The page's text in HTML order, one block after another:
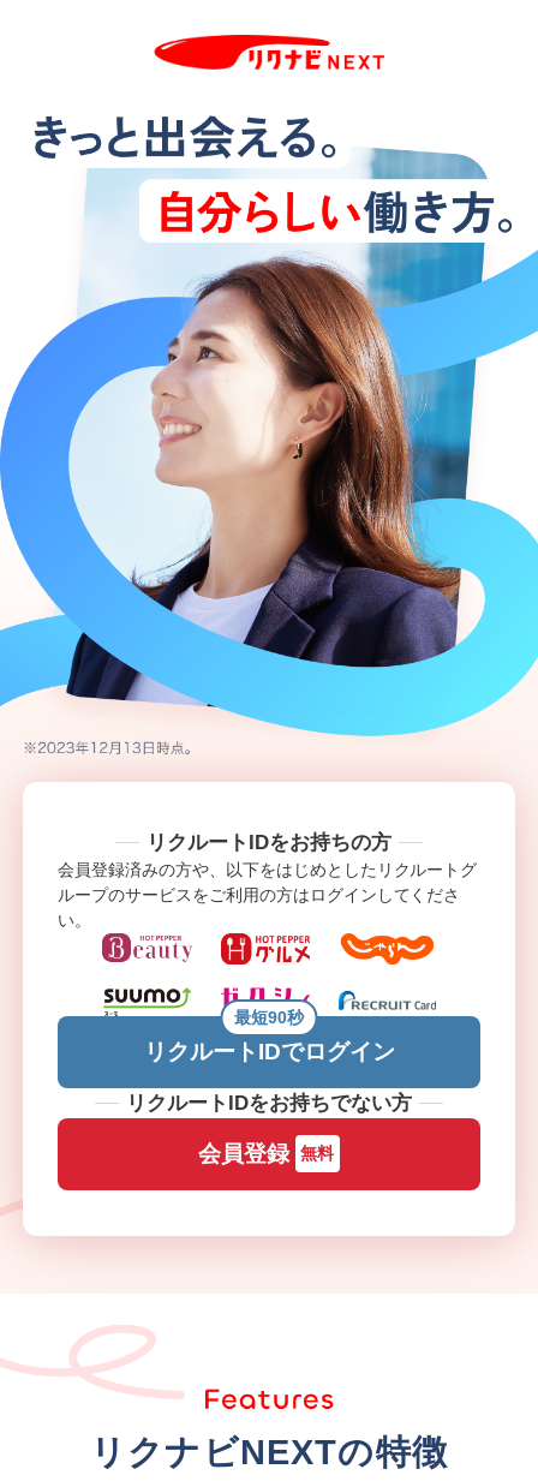
リクルートIDをお持ちの方
会員登録済みの方や、以下をはじめとしたリクルートグ
ループのサービスをご利用の方はログインしてくださ
い。
リクルートIDでログイン
最短90秒
リクルートIDをお持ちでない方
会員登録 無料
リクナビNEXTの特徴